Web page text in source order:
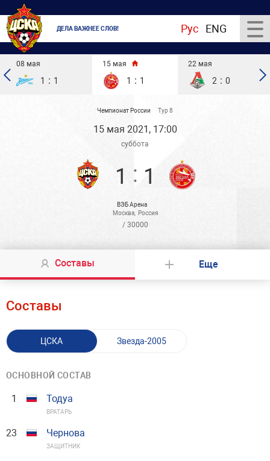
ДЕЛА ВАЖНЕЕ СЛОВ! Рус ENG
08 мая
1 : 1
15 мая
1 : 1
22 мая
2 : 0
Чемпионат России Тур 8
15 мая 2021, 17:00
суббота
1 : 1
ВЭБ Арена
Москва, Россия
/ 30000
Составы Еще
Составы
ЦСКА Звезда-2005
ОСНОВНОЙ СОСТАВ
1 Тодуа
ВРАТАРЬ
23 Чернова
ЗАЩИТНИК